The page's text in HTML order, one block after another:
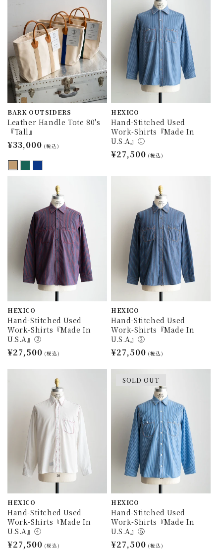
BARK OUTSIDERS
Leather Handle Tote 80's
『Tall』
通
価
¥33,000 (税込)
HEXICO
Hand-Stitched Used
Work-Shirts『Made In
U.S.A』①
通
¥27,500 (税込)
HEXICO
Hand-Stitched Used
Work-Shirts『Made In
U.S.A』②
通
¥27,500 (税込)
HEXICO
Hand-Stitched Used
Work-Shirts『Made In
U.S.A』③
通
¥27,500 (税込)
HEXICO
Hand-Stitched Used
Work-Shirts『Made In
U.S.A』④
通
¥27,500 (税込)
SOLD OUT
HEXICO
Hand-Stitched Used
Work-Shirts『Made In
U.S.A』⑤
通
¥27,500 (税込)